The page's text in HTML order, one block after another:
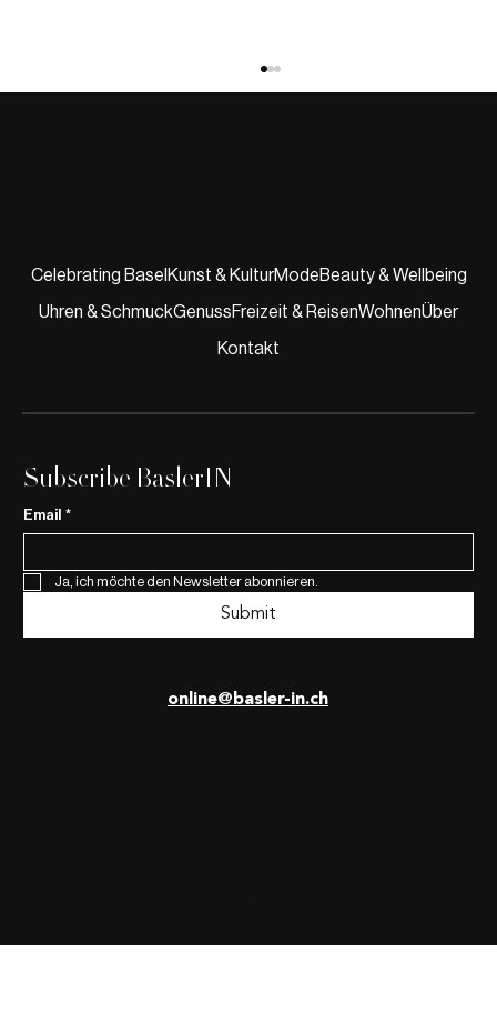
2025 für kleinbasel
online@basler-in.ch
Celebrating Basel Kunst & KulturModeBeauty & Wellbeing
Uhren & SchmuckGenussFreizeit & ReisenWohnenÜber
Kontakt
Subscribe BaslerIN
Email *
Ja, ich möchte den Newsletter abonnieren.
Submit